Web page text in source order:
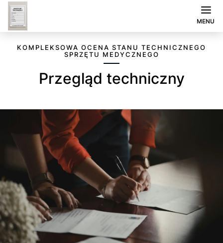
MENU
KOMPLEKSOWA OCENA STANU TECHNICZNEGO
SPRZĘTU MEDYCZNEGO
Przegląd techniczny